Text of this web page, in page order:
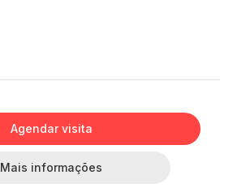
Agendar visita
Mais informações